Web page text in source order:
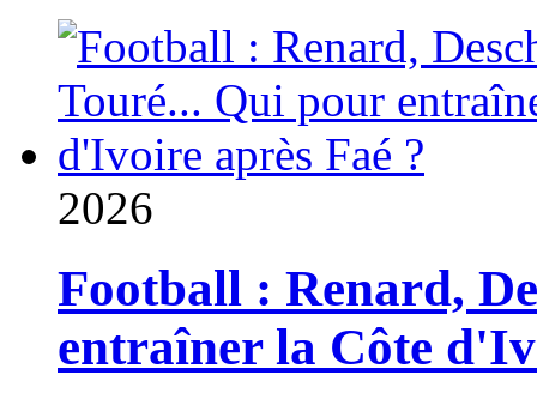
2026
Football : Renard,
entraîner la Côte